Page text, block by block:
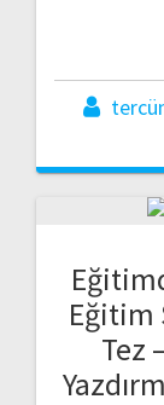
Eğitim
Tez